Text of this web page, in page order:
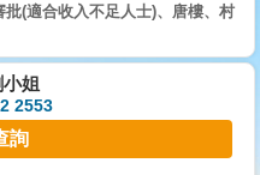
批(適合收入不足人士)、唐樓、村
姐
2553
詢